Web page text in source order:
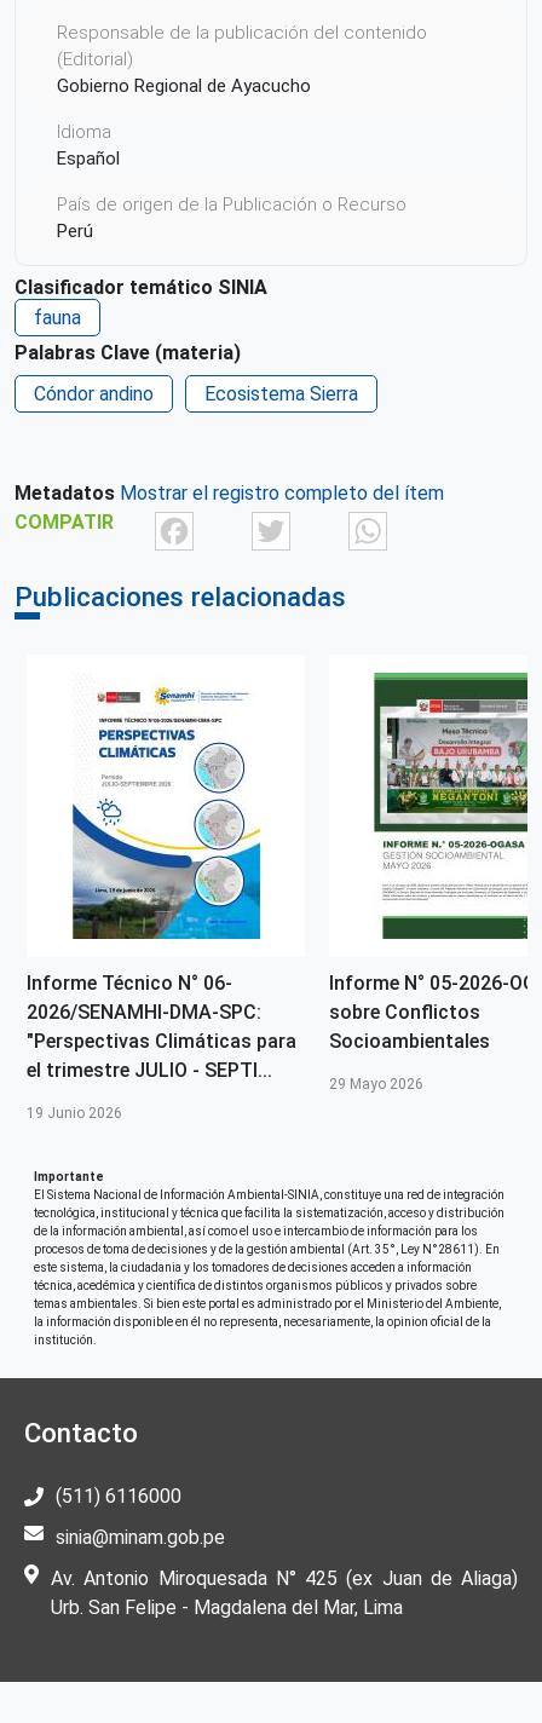
Responsable de la publicación del contenido
(Editorial)
Gobierno Regional de Ayacucho
Idioma
Español
País de origen de la Publicación o Recurso
Perú
Derechos de acceso
Acceso irrestricto a todo su contenido
Repositorio de origen
SIAR Ayacucho
Clasificador temático SINIA
fauna
Palabras Clave (materia)
Cóndor andino
Ecosistema Sierra
Metadatos Mostrar el registro completo del ítem
COMPATIR
FacebookTwitter
Publicaciones relacionadas
Informe Técnico N° 06-
2026/SENAMHI-DMA-SPC:
"Perspectivas Climáticas para
el trimestre JULIO - SEPTI...
19 Junio 2026
Informe N° 05-2026-
sobre Conflictos
Socioambientales
29 Mayo 2026
Importante
El Sistema Nacional de Información Ambiental-SINIA, constituye una red de integración
tecnológica, institucional y técnica que facilita la sistematización, acceso y distribución
de la información ambiental, así como el uso e intercambio de información para los
procesos de toma de decisiones y de la gestión ambiental (Art. 35°, Ley N°28611). En
este sistema, la ciudadania y los tomadores de decisiones acceden a información
técnica, acedémica y científica de distintos organismos públicos y privados sobre
temas ambientales. Si bien este portal es administrado por el Ministerio del Ambiente,
la información disponible en él no representa, necesariamente, la opinion oficial de la
institución.
Contacto
(511) 6116000
sinia@minam.gob.pe
Av. Antonio Miroquesada N° 425 (ex Juan de Aliaga)
Urb. San Felipe - Magdalena del Mar, Lima